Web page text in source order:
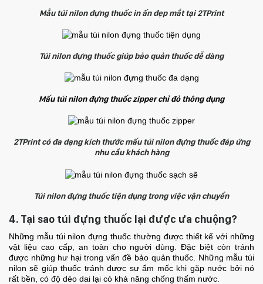
Mẫu túi nilon đựng thuốc in ấn đẹp mắt tại 2TPrint
Túi nilon đựng thuốc giúp bảo quản thuốc dễ dàng
Mấu túi nilon đựng thuốc zipper chỉ đỏ thông dụng
2TPrint có đa dạng kích thước mấu túi nilon đựng thuốc đáp ứng
nhu cầu khách hàng
Túi nilon đựng thuốc tiện dụng trong việc vận chuyển
4. Tại sao túi đựng thuốc lại được ưa chuộng?
Những mẫu túi nilon đựng thuốc thường được thiết kế với những
vật liệu cao cấp, an toàn cho người dùng. Đặc biệt còn tránh
được những hư hại trong vấn đề bảo quản thuốc. Những mẫu túi
nilon sẽ giúp thuốc tránh được sự ẩm mốc khi gặp nước bởi nó
rất bền, có độ dẻo dai lại có khả năng chống thấm nước.